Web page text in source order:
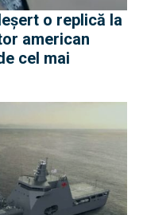
o replică la
american
cel mai